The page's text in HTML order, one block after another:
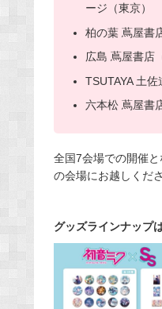
ージ（東京）
柏の葉 蔦屋書
広島 蔦屋書店
TSUTAYA 土佐
六本松 蔦屋書
全国7会場での開催
の会場にお越しくだ
グッズラインナップ